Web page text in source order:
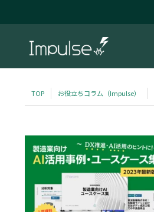
TOP お役立ちコラム（Impulse）